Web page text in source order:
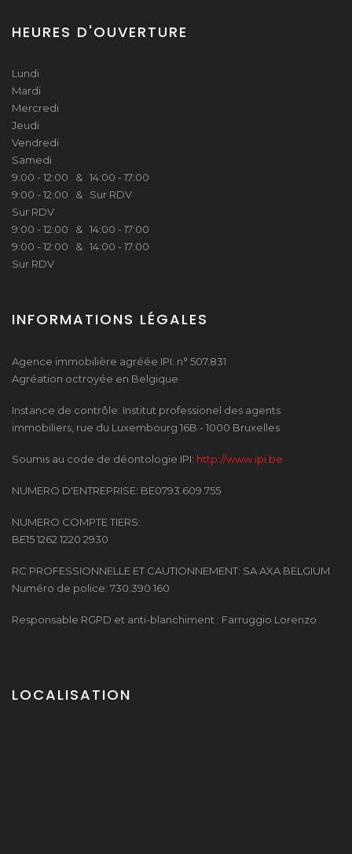
HEURES D'OUVERTURE
Lundi
Mardi
Mercredi
Jeudi
Vendredi
Samedi
9:00 - 12:00 & 14:00 - 17:00
9:00 - 12:00 & Sur RDV
Sur RDV
9:00 - 12:00 & 14:00 - 17:00
9:00 - 12:00 & 14:00 - 17:00
Sur RDV
INFORMATIONS LÉGALES
Agence immobilière agréée IPI: n° 507.831
Agréation octroyée en Belgique
Instance de contrôle: Institut professionel des agents
immobiliers, rue du Luxembourg 16B - 1000 Bruxelles
Soumis au code de déontologie IPI: http://www.ipi.be
NUMERO D'ENTREPRISE: BE0793.609.755
NUMERO COMPTE TIERS:
BE15 1262 1220 2930
RC PROFESSIONNELLE ET CAUTIONNEMENT: SA AXA BELGIUM
Numéro de police: 730.390.160
Responsable RGPD et anti-blanchiment : Farruggio Lorenzo
LOCALISATION